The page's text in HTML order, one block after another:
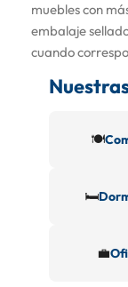
muebles con
embalaje
cuando
🍽️
🛏️
💼